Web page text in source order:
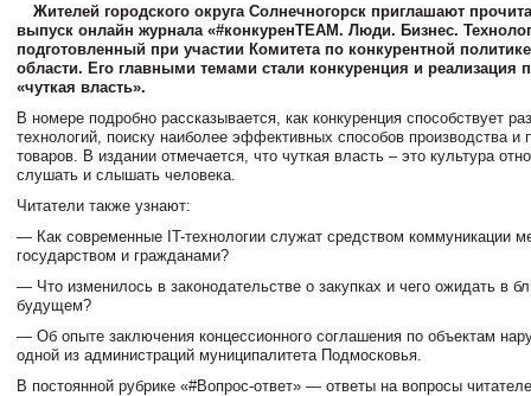
Жителей городского округа Солнечногорск приглашают
выпуск онлайн журнала «#конкуренTEAM. Люди. Бизнес.
подготовленный при участии Комитета по конкурентной
области. Его главными темами стали конкуренция и реализация
«чуткая власть».
В номере подробно рассказывается, как конкуренция способствует
технологий, поиску наиболее эффективных способов производства и
товаров. В издании отмечается, что чуткая власть – это культура
слушать и слышать человека.
Читатели также узнают:
— Как современные IT-технологии служат средством коммуникации
государством и гражданами?
— Что изменилось в законодательстве о закупках и чего ожидать в
будущем?
— Об опыте заключения концессионного соглашения по объектам
одной из администраций муниципалитета Подмосковья.
В постоянной рубрике «#Вопрос-ответ» — ответы на вопросы